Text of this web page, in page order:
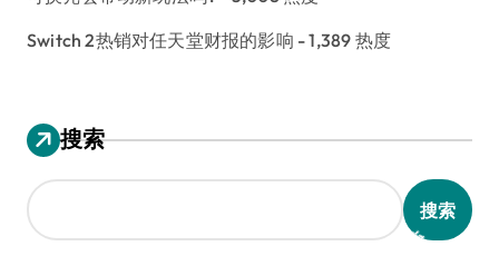
Switch 2热销对任天堂财报的影响 - 1,389 热度
搜索
搜索